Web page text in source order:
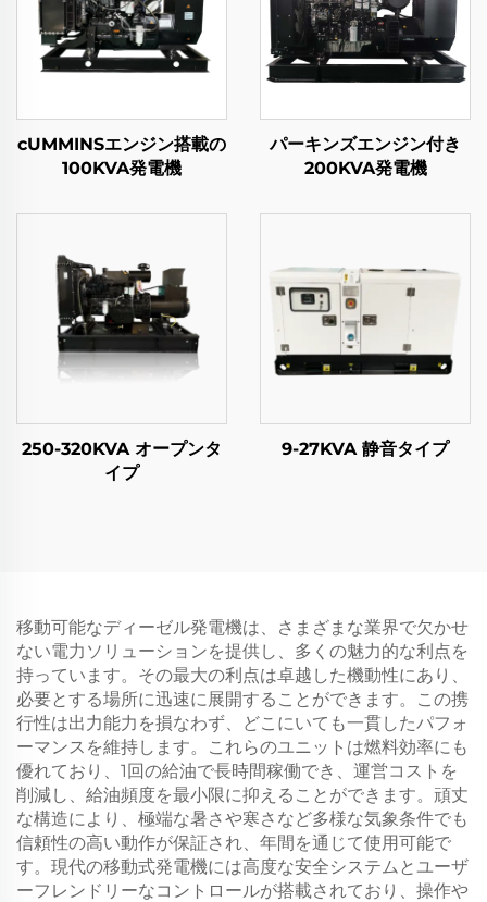
cUMMINSエンジン搭載の
100KVA発電機
パーキンズエンジン付き
200KVA発電機
250-320KVA オープンタ
イプ
9-27KVA 静音タイプ
移動可能なディーゼル発電機は、さまざまな業界で欠かせ
ない電力ソリューションを提供し、多くの魅力的な利点を
持っています。その最大の利点は卓越した機動性にあり、
必要とする場所に迅速に展開することができます。この携
行性は出力能力を損なわず、どこにいても一貫したパフォ
ーマンスを維持します。これらのユニットは燃料効率にも
優れており、1回の給油で長時間稼働でき、運営コストを
削減し、給油頻度を最小限に抑えることができます。頑丈
な構造により、極端な暑さや寒さなど多様な気象条件でも
信頼性の高い動作が保証され、年間を通じて使用可能で
す。現代の移動式発電機には高度な安全システムとユーザ
ーフレンドリーなコントロールが搭載されており、操作や